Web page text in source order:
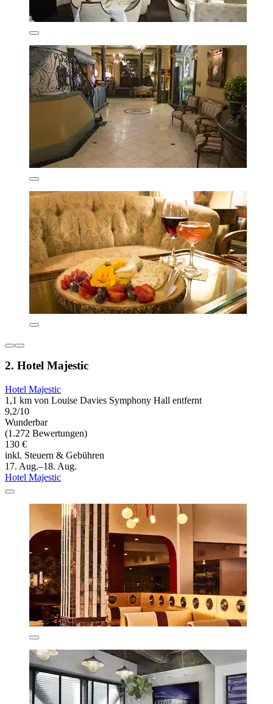
2. Hotel Majestic
Hotel Majestic
1,1 km von Louise Davies Symphony Hall entfernt
9,2/10
Wunderbar
(1.272 Bewertungen)
130 €
inkl. Steuern & Gebühren
17. Aug.–18. Aug.
Hotel Majestic